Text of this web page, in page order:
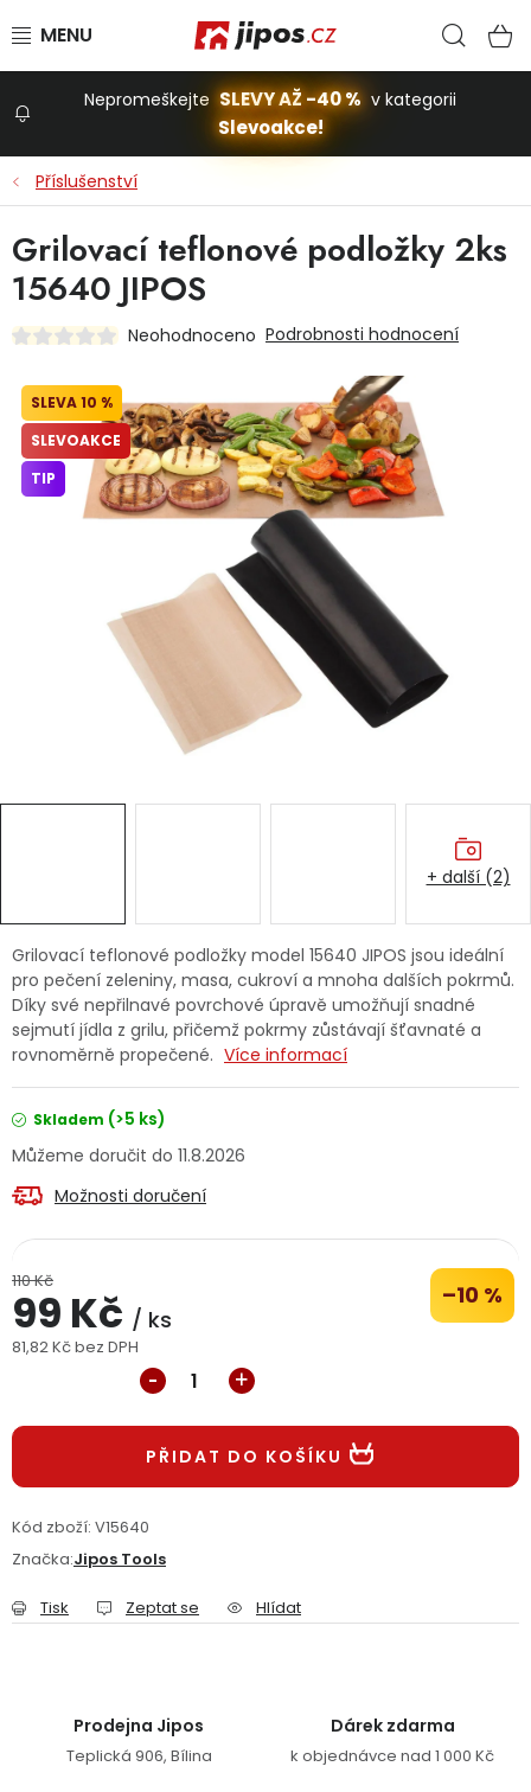
Stavba a dům
Dílna
Domácnost
Autodoplňky
Ochranné pomůcky
Značky
Jaký je aktuální stav mé objednávky?
Velkoobchodní spolupráce (B2B)
Servis nářadí Hodnocení obchodu
Doprava a platba Kontakt
Reklamační řád
Podmínky ochrany osobních údajů
Nepromeškejte SLEVY AŽ -40 % v kategorii
Slevoakce!
Příslušenství
Grilovací teflonové podložky model 15640 JIPOS jsou ideální
pro pečení zeleniny, masa, cukroví a mnoha dalších pokrmů.
Díky své nepřilnavé povrchové úpravě umožňují snadné
sejmutí jídla z grilu, přičemž pokrmy zůstávají šťavnaté a
rovnoměrně propečené. Více informací
Skladem (>5 ks)
11.8.2026
Možnosti doručení
110 Kč –10 %
99 Kč / ks
81,82 Kč bez DPH
PŘIDAT DO KOŠÍKU
Kód zboží: V15640
Značka:Jipos Tools
Tisk Zeptat se Hlídat
Grilovací teflonové podložky 2ks
15640 JIPOS
Neohodnoceno Podrobnosti hodnocení
10 %
SLEVOAKCE
TIP
+ další (2)
Prodejna Jipos
Teplická 906, Bílina
Dárek zdarma
k objednávce nad 1 000 Kč